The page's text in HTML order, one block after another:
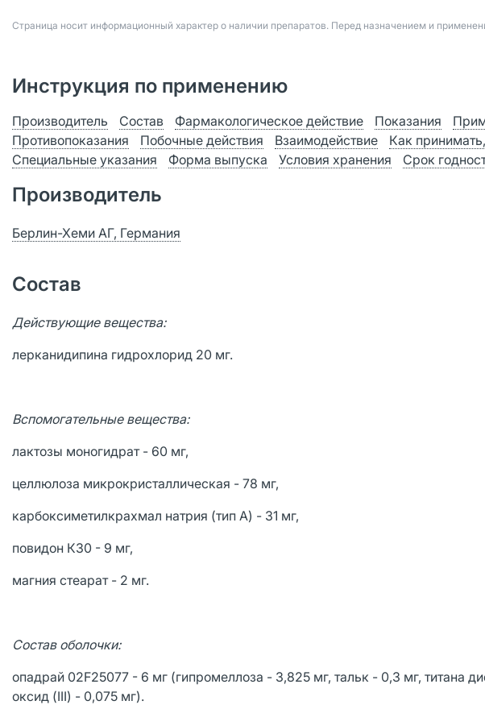
Страница носит информационный характер о наличии препаратов. Перед назначением и
Инструкция по применению
Производитель Состав Фармакологическое действие Показания
Противопоказания
Побочные действия Взаимодействие Как
Специальные указания
Форма выпуска Условия хранения Срок
Производитель
Берлин-Хеми АГ, Германия
Состав
Действующие вещества:
лерканидипина гидрохлорид 20 мг.
Вспомогательные вещества:
лактозы моногидрат - 60 мг,
целлюлоза микрокристаллическая - 78 мг,
карбоксиметилкрахмал натрия (тип А) - 31 мг,
повидон К30 - 9 мг,
магния стеарат - 2 мг.
Состав оболочки:
опадрай 02F25077 - 6 мг (гипромеллоза - 3,825 мг, тальк - 0,3 мг, титана
оксид (III) - 0,075 мг).